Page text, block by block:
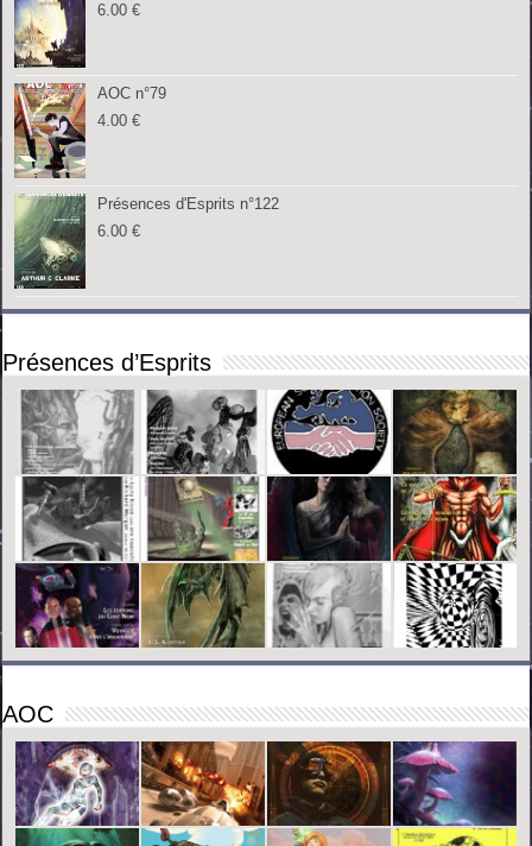
6.00€
AOC n°79
4.00€
Présences d'Esprits n°122
6.00€
Présences d’Esprits
AOC